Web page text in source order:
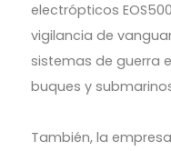
electrópticos
vigilancia de
sistemas de guerra
buques y
También, la